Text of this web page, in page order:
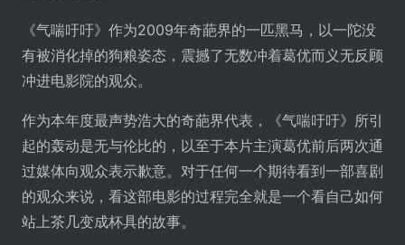
《气喘吁吁》作为2009年奇葩界的一匹黑马，以一陀没
有被消化掉的狗粮姿态，震撼了无数冲着葛优而义无反顾
冲进电影院的观众。
作为本年度最声势浩大的奇葩界代表，《气喘吁吁》所引
起的轰动是无与伦比的，以至于本片主演葛优前后两次通
过媒体向观众表示歉意。对于任何一个期待看到一部喜剧
的观众来说，看这部电影的过程完全就是一个看自己如何
站上茶几变成杯具的故事。